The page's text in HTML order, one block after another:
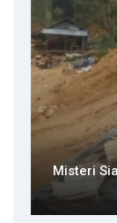
Misteri